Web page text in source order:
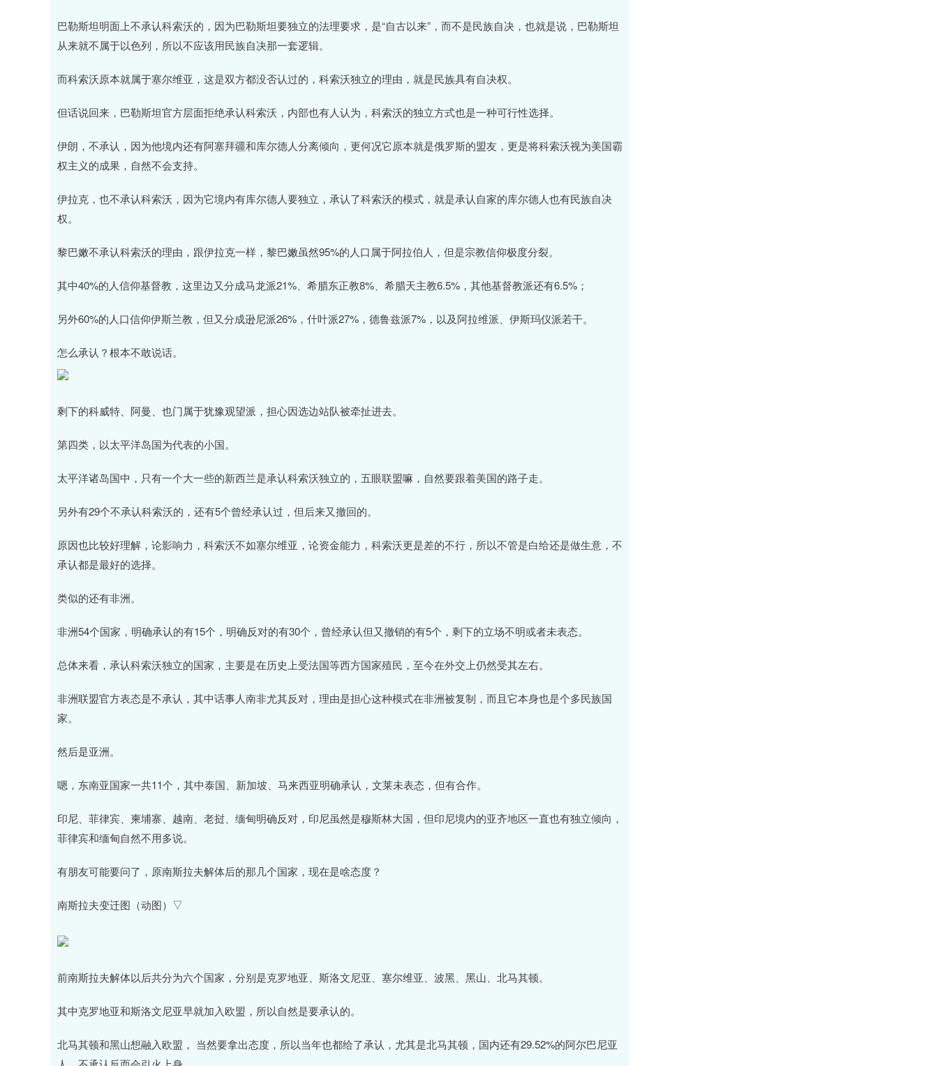
巴勒斯坦明面上不承认科索沃的，因为巴勒斯坦要独立的法理要求，是“自古以来”，而不是民族自决，也就是说，巴勒斯坦
从来就不属于以色列，所以不应该用民族自决那一套逻辑。
而科索沃原本就属于塞尔维亚，这是双方都没否认过的，科索沃独立的理由，就是民族具有自决权。
但话说回来，巴勒斯坦官方层面拒绝承认科索沃，内部也有人认为，科索沃的独立方式也是一种可行性选择。
伊朗，不承认，因为他境内还有阿塞拜疆和库尔德人分离倾向，更何况它原本就是俄罗斯的盟友，更是将科索沃视为美国霸
权主义的成果，自然不会支持。
伊拉克，也不承认科索沃，因为它境内有库尔德人要独立，承认了科索沃的模式，就是承认自家的库尔德人也有民族自决
权。
黎巴嫩不承认科索沃的理由，跟伊拉克一样，黎巴嫩虽然95%的人口属于阿拉伯人，但是宗教信仰极度分裂。
其中40%的人信仰基督教，这里边又分成马龙派21%、希腊东正教8%、希腊天主教6.5%，其他基督教派还有6.5%；
另外60%的人口信仰伊斯兰教，但又分成逊尼派26%，什叶派27%，德鲁兹派7%，以及阿拉维派、伊斯玛仪派若干。
怎么承认？根本不敢说话。
剩下的科威特、阿曼、也门属于犹豫观望派，担心因选边站队被牵扯进去。
第四类，以太平洋岛国为代表的小国。
太平洋诸岛国中，只有一个大一些的新西兰是承认科索沃独立的，五眼联盟嘛，自然要跟着美国的路子走。
另外有29个不承认科索沃的，还有5个曾经承认过，但后来又撤回的。
原因也比较好理解，论影响力，科索沃不如塞尔维亚，论资金能力，科索沃更是差的不行，所以不管是白给还是做生意，不
承认都是最好的选择。
类似的还有非洲。
非洲54个国家，明确承认的有15个，明确反对的有30个，曾经承认但又撤销的有5个，剩下的立场不明或者未表态。
总体来看，承认科索沃独立的国家，主要是在历史上受法国等西方国家殖民，至今在外交上仍然受其左右。
非洲联盟官方表态是不承认，其中话事人南非尤其反对，理由是担心这种模式在非洲被复制，而且它本身也是个多民族国
家。
然后是亚洲。
嗯，东南亚国家一共11个，其中泰国、新加坡、马来西亚明确承认，文莱未表态，但有合作。
印尼、菲律宾、柬埔寨、越南、老挝、缅甸明确反对，印尼虽然是穆斯林大国，但印尼境内的亚齐地区一直也有独立倾向，
菲律宾和缅甸自然不用多说。
有朋友可能要问了，原南斯拉夫解体后的那几个国家，现在是啥态度？
南斯拉夫变迁图（动图）▽
前南斯拉夫解体以后共分为六个国家，分别是克罗地亚、斯洛文尼亚、塞尔维亚、波黑、黑山、北马其顿。
其中克罗地亚和斯洛文尼亚早就加入欧盟，所以自然是要承认的。
北马其顿和黑山想融入欧盟， 当然要拿出态度，所以当年也都给了承认，尤其是北马其顿，国内还有29.52%的阿尔巴尼亚